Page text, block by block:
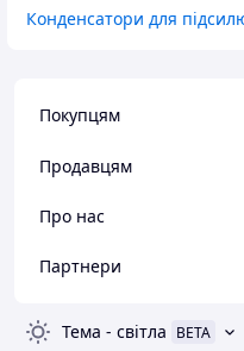
Конденсатори для
Покупцям
Продавцям
Про нас
Партнери
Тема - світла BETA